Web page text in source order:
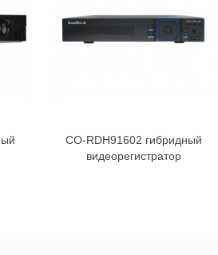
В корзину
CO-RDH91602 гибридный
видеорегистратор